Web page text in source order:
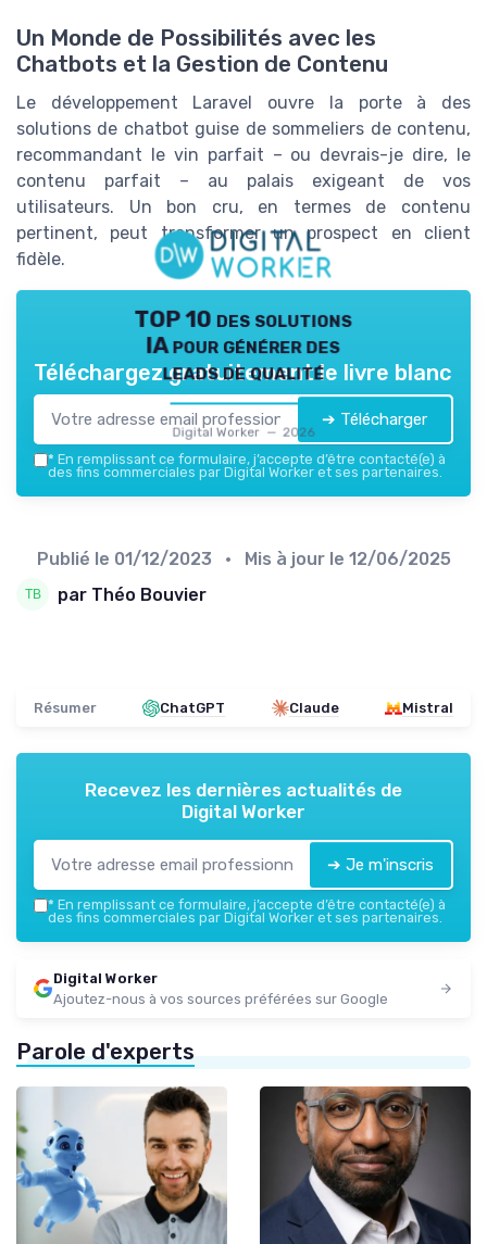
Un Monde de Possibilités avec les
Chatbots et la Gestion de Contenu
Le développement Laravel ouvre la porte à des
solutions de chatbot guise de sommeliers de contenu,
recommandant le vin parfait – ou devrais-je dire, le
contenu parfait – au palais exigeant de vos
utilisateurs. Un bon cru, en termes de contenu
pertinent, peut transformer un prospect en client
fidèle.
TOP 10 des solutions
IA pour générer des
leads de qualité
Digital Worker — 2026
Téléchargez gratuitement le livre blanc
➔ Télécharger
* En remplissant ce formulaire, j’accepte d’être contacté(e) à
des fins commerciales par Digital Worker et ses partenaires.
Publié le 01/12/2023 • Mis à jour le 12/06/2025
par Théo Bouvier
Résumer ChatGPT Claude Mistral
Recevez les dernières actualités de
Digital Worker
➔ Je m'inscris
* En remplissant ce formulaire, j’accepte d’être contacté(e) à
des fins commerciales par Digital Worker et ses partenaires.
Digital Worker
Ajoutez-nous à vos sources préférées sur Google
Parole d'experts